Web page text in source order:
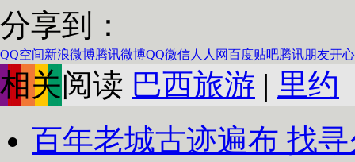
分享到：
QQ空间新浪微博腾讯微博QQ微信人人网百度贴吧腾讯朋友开
相关阅读 巴西旅游 | 里约
百年老城古迹遍布 找